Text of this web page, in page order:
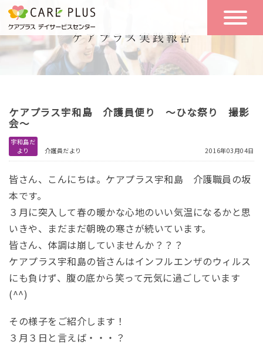
こんな方に
おすすめ
一日の流れ
一日体験
空き状況
実践報告
お問い合わせ
ケアプラス宇和島 介護員便り ～ひな祭り 撮影
会～
宇和島だ
より
介護員だより 2016年03月04日
皆さん、こんにちは。ケアプラス宇和島 介護職員の坂
本です。
３月に突入して春の暖かな心地のいい気温になるかと思
いきや、まだまだ朝晩の寒さが続いています。
皆さん、体調は崩していませんか？？？
ケアプラス宇和島の皆さんはインフルエンザのウィルス
にも負けず、腹の底から笑って元気に過ごしています
(^^)
その様子をご紹介します！
３月３日と言えば・・・？